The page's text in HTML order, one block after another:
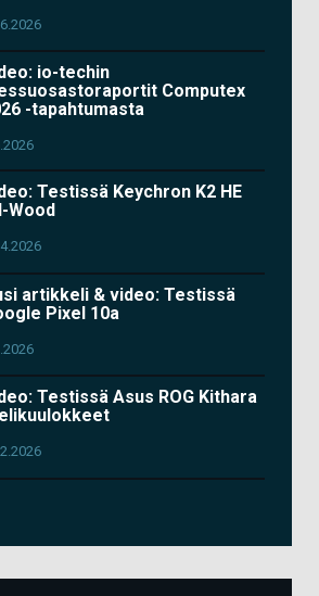
io-techin
Computex
-tapahtumasta
Testissä Keychron K2 HE
Wood
artikkeli & video: Testissä
Pixel 10a
Testissä Asus ROG Kithara